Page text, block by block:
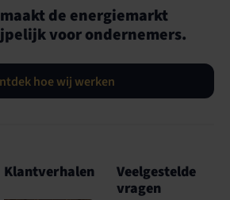
de energiemarkt
voor ondernemers.
hoe wij werken
Klantverhalen
Veelgestelde
vragen